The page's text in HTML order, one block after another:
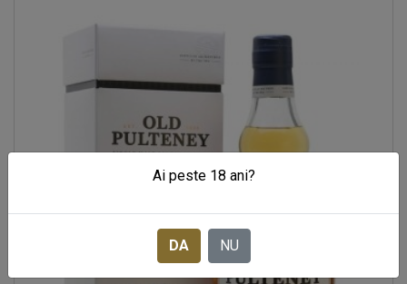
Ai peste 18 ani?
DA NU